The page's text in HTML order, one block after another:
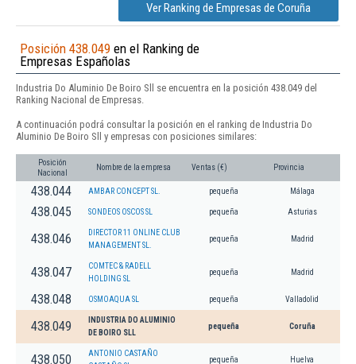
Ver Ranking de Empresas de Coruña
Posición 438.049 en el Ranking de
Empresas Españolas
Industria Do Aluminio De Boiro Sll se encuentra en la posición 438.049 del
Ranking Nacional de Empresas.
A continuación podrá consultar la posición en el ranking de Industria Do
Aluminio De Boiro Sll y empresas con posiciones similares:
Posición
Nacional
Nombre de la empresa Ventas (€) Provincia
438.044 AMBAR CONCEPT SL. pequeña Málaga
438.045 SONDEOS OSCOS SL pequeña Asturias
438.046
DIRECTOR 11 ONLINE CLUB
MANAGEMENT SL.
pequeña Madrid
438.047
COMTEC & RADELL
HOLDING SL
pequeña Madrid
438.048 OSMOAQUA SL pequeña Valladolid
438.049
INDUSTRIA DO ALUMINIO
DE BOIRO SLL
pequeña Coruña
438.050
ANTONIO CASTAÑO
pequeña Huelva